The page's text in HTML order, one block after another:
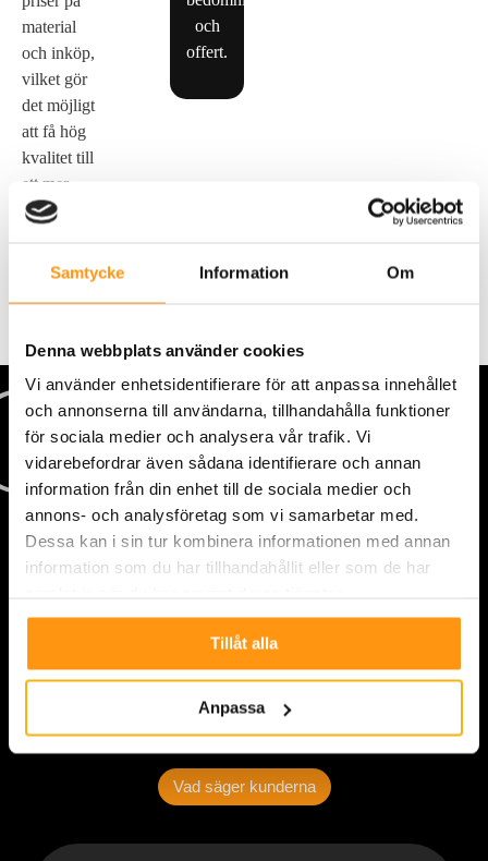
Samtycke Information Om
Denna webbplats använder cookies
Vi använder enhetsidentifierare för att anpassa innehållet
och annonserna till användarna, tillhandahålla funktioner
för sociala medier och analysera vår trafik. Vi
vidarebefordrar även sådana identifierare och annan
information från din enhet till de sociala medier och
annons- och analysföretag som vi samarbetar med.
Dessa kan i sin tur kombinera informationen med annan
information som du har tillhandahållit eller som de har
Tillåt alla
Anpassa
material
och inköp,
vilket gör
det möjligt
att få hög
kvalitet till
ett mer
förmånligt
och
offert.
Vad säger kunderna